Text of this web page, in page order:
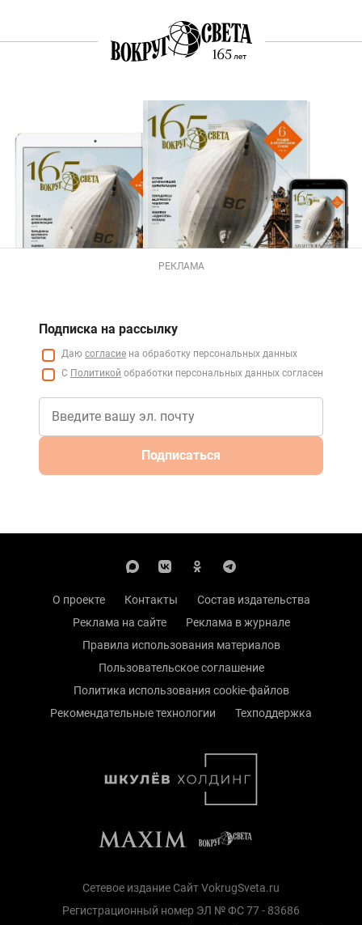
РЕКЛАМА
Подписка на рассылку
Даю согласие на обработку персональных данных
С Политикой обработки персональных данных согласен
Подписаться
О проекте Контакты
Состав издательства
Реклама на сайте
Реклама в журнале
Правила использования материалов
Пользовательское соглашение
Политика использования cookie-файлов
Рекомендательные технологии
Техподдержка
Сетевое издание Сайт VokrugSveta.ru
Регистрационный номер ЭЛ № ФС 77 - 83686